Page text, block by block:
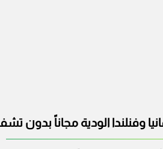
وفنلندا الودية مجاناً بدون